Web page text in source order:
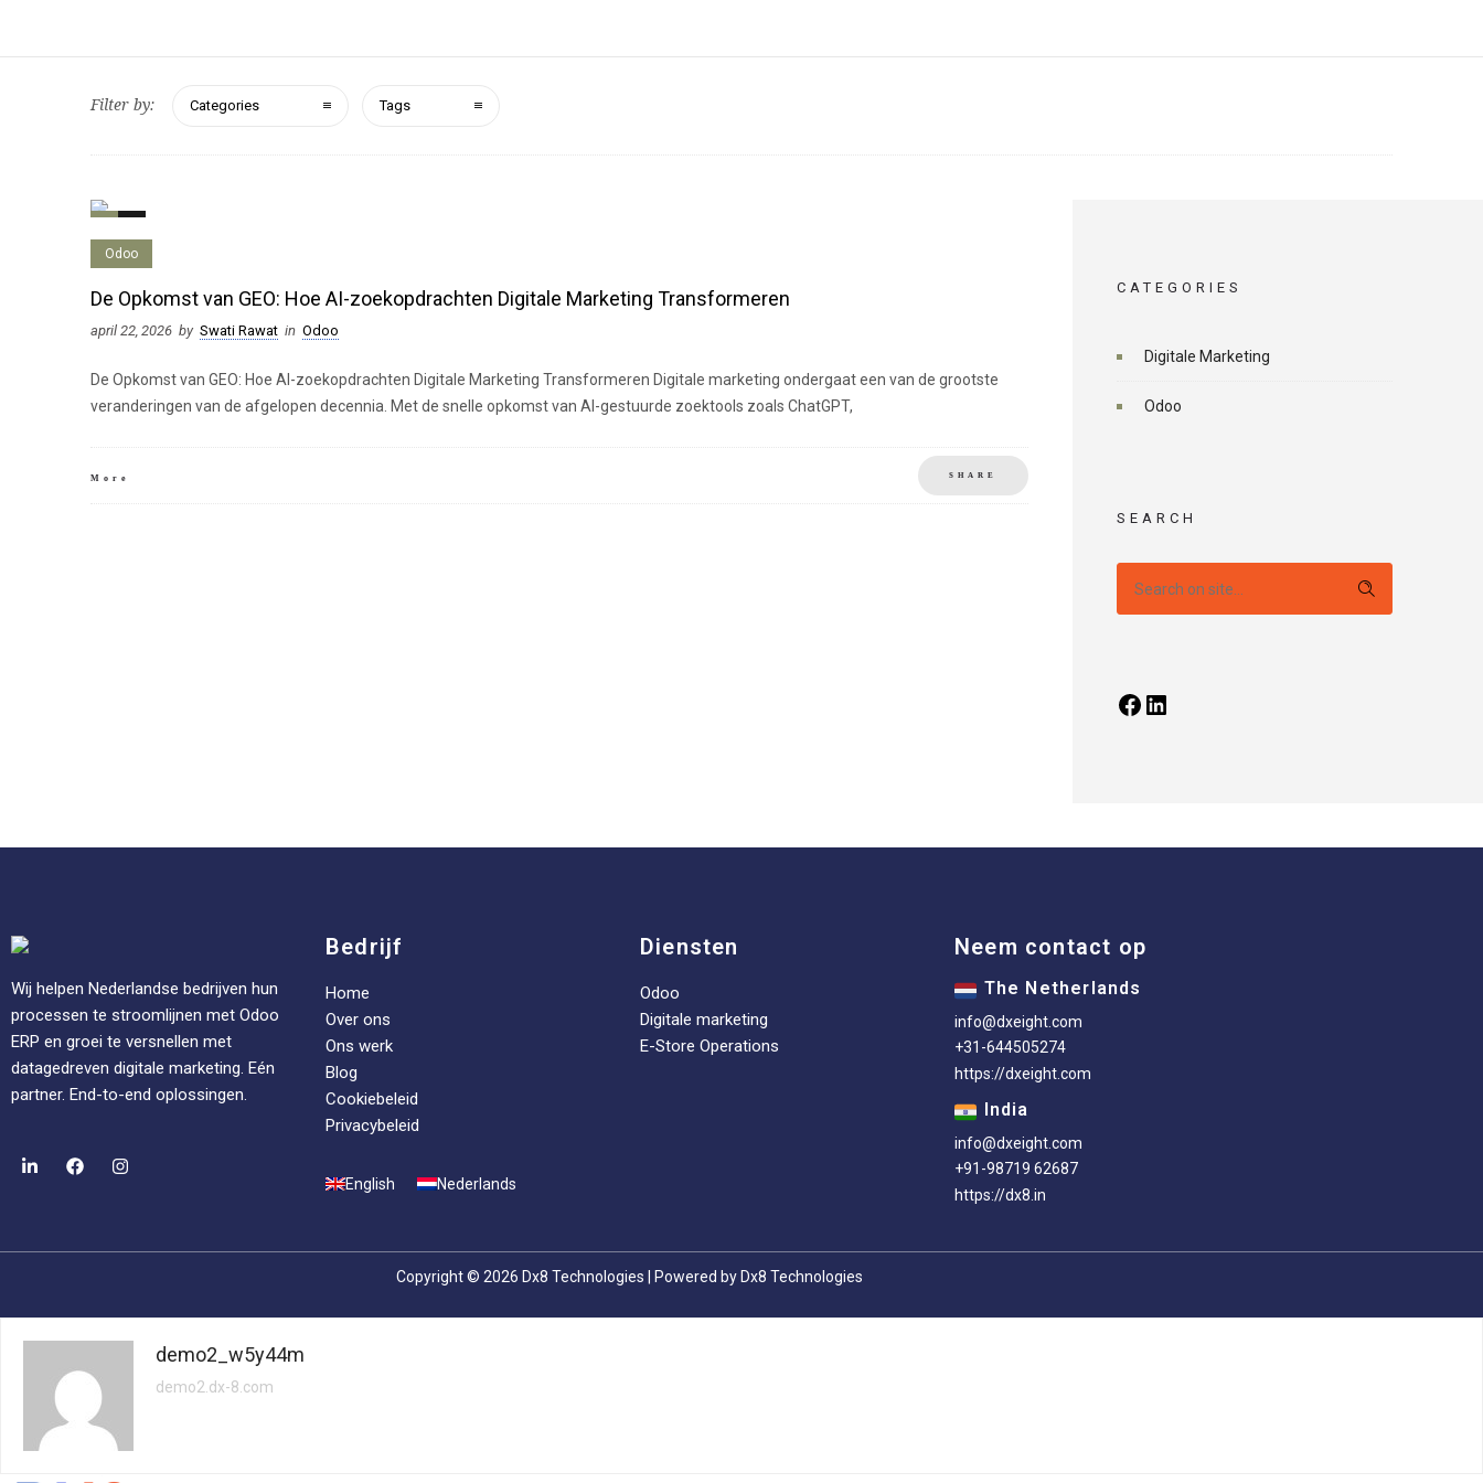
Filter by: Categories Tags
Odoo
De Opkomst van GEO: Hoe AI-zoekopdrachten Digitale Marketing Transformeren
april 22, 2026 by Swati Rawat in Odoo
De Opkomst van GEO: Hoe AI-zoekopdrachten Digitale Marketing Transformeren Digitale marketing ondergaat een van de grootste
veranderingen van de afgelopen decennia. Met de snelle opkomst van AI-gestuurde zoektools zoals ChatGPT,
More SHARE
CATEGORIES
Digitale Marketing
Odoo
SEARCH
Wij helpen Nederlandse bedrijven hun
processen te stroomlijnen met Odoo
ERP en groei te versnellen met
datagedreven digitale marketing. Eén
partner. End-to-end oplossingen.
Bedrijf
Home
Over ons
Ons werk
Blog
Cookiebeleid
Privacybeleid
English Nederlands
Diensten
Odoo
Digitale marketing
E-Store Operations
Neem contact op
The Netherlands
info@dxeight.com
+31-644505274
https://dxeight.com
India
info@dxeight.com
+91-98719 62687
https://dx8.in
Copyright © 2026 Dx8 Technologies | Powered by Dx8 Technologies
demo2_w5y44m
demo2.dx-8.com